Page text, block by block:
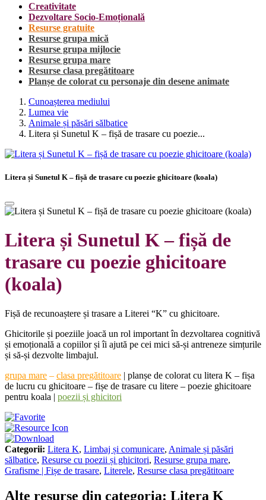
Creativitate
Dezvoltare Socio-Emoțională
Resurse gratuite
Resurse grupa mică
Resurse grupa mijlocie
Resurse grupa mare
Resurse clasa pregătitoare
Planșe de colorat cu personaje din desene animate
Cunoașterea mediului
Lumea vie
Animale și păsări sălbatice
Litera și Sunetul K – fișă de trasare cu poezie...
Litera și Sunetul K – fișă de trasare cu poezie ghicitoare (koala)
Litera și Sunetul K – fișă de
trasare cu poezie ghicitoare
(koala)
Fișă de recunoaștere și trasare a Literei “K” cu ghicitoare.
Ghicitorile și poeziile joacă un rol important în dezvoltarea cognitivă
și emoțională a copiilor și îi ajută pe cei mici să-și antreneze simțurile
și să-și dezvolte limbajul.
grupa mare – clasa pregătitoare | planșe de colorat cu litera K – fișa
de lucru cu ghicitoare – fișe de trasare cu litere – poezie ghicitoare
pentru koala | poezii și ghicitori
Categorii: Litera K, Limbaj și comunicare, Animale și păsări
sălbatice, Resurse cu poezii și ghicitori, Resurse grupa mare,
Grafisme | Fișe de trasare, Literele, Resurse clasa pregătitoare
Alte resurse din categoria: Litera K